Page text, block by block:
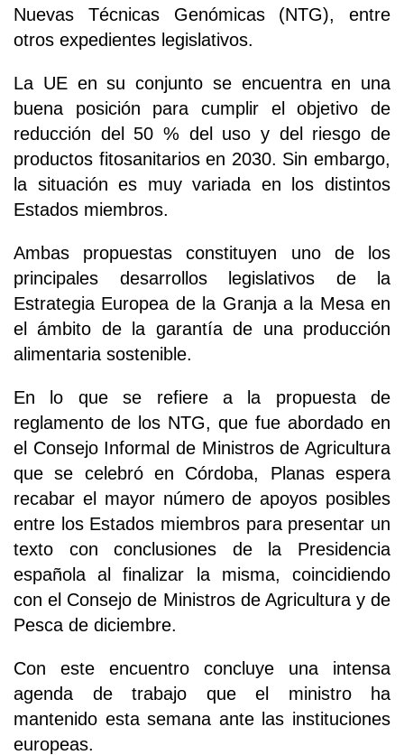
Nuevas Técnicas Genómicas (NTG), entre
otros expedientes legislativos.
La UE en su conjunto se encuentra en una
buena posición para cumplir el objetivo de
reducción del 50 % del uso y del riesgo de
productos fitosanitarios en 2030. Sin embargo,
la situación es muy variada en los distintos
Estados miembros.
Ambas propuestas constituyen uno de los
principales desarrollos legislativos de la
Estrategia Europea de la Granja a la Mesa en
el ámbito de la garantía de una producción
alimentaria sostenible.
En lo que se refiere a la propuesta de
reglamento de los NTG, que fue abordado en
el Consejo Informal de Ministros de Agricultura
que se celebró en Córdoba, Planas espera
recabar el mayor número de apoyos posibles
entre los Estados miembros para presentar un
texto con conclusiones de la Presidencia
española al finalizar la misma, coincidiendo
con el Consejo de Ministros de Agricultura y de
Pesca de diciembre.
Con este encuentro concluye una intensa
agenda de trabajo que el ministro ha
mantenido esta semana ante las instituciones
europeas.